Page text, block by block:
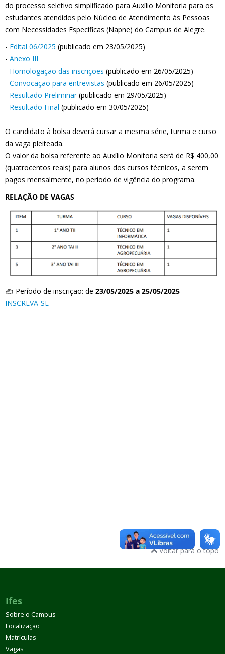
do processo seletivo simplificado para Auxílio Monitoria para os
estudantes atendidos pelo Núcleo de Atendimento às Pessoas
com Necessidades Específicas (Napne) do Campus de Alegre.
- Edital 06/2025 (publicado em 23/05/2025)
- Anexo III
- Homologação das inscrições (publicado em 26/05/2025)
- Convocação para entrevistas (publicado em 26/05/2025)
- Resultado Preliminar(publicado em 29/05/2025)
- Resultado Final (publicado em 30/05/2025)
O candidato à bolsa deverá cursar a mesma série, turma e curso
da vaga pleiteada.
O valor da bolsa referente ao Auxílio Monitoria será de R$ 400,00
(quatrocentos reais) para alunos dos cursos técnicos, a serem
pagos mensalmente, no período de vigência do programa.
RELAÇÃO DE VAGAS
✍️ Período de inscrição: de 23/05/2025 a 25/05/2025
INSCREVA-SE
Voltar para o topo
Ifes
Sobre o Campus
Localização
Matrículas
Vagas